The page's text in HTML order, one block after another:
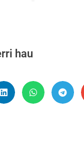
hau